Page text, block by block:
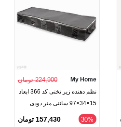
My Home 224,900 تومان
نظم دهنده زیر تختی کد 366 ابعاد
15×34×97 سانتی ‌متر دودی
‎30% 157,430 تومان